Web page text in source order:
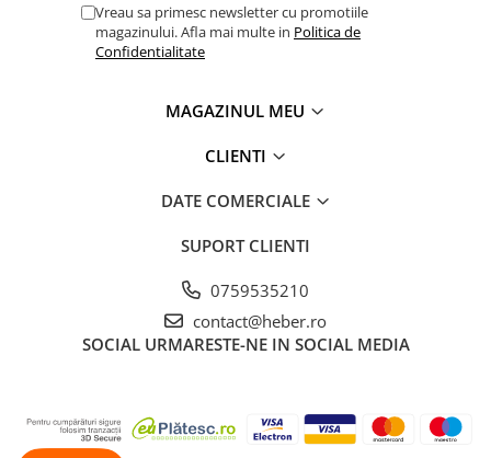
Vreau sa primesc newsletter cu promotiile
magazinului. Afla mai multe in Politica de
Confidentialitate
MAGAZINUL MEU
CLIENTI
DATE COMERCIALE
SUPORT CLIENTI
0759535210
contact@heber.ro
SOCIAL URMARESTE-NE IN SOCIAL MEDIA